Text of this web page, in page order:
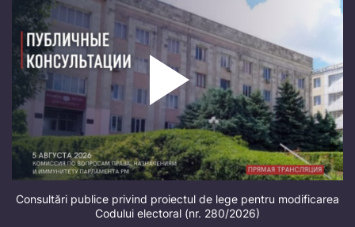
Consultări publice privind proiectul de lege pentru modificarea
Codului electoral (nr. 280/2026)